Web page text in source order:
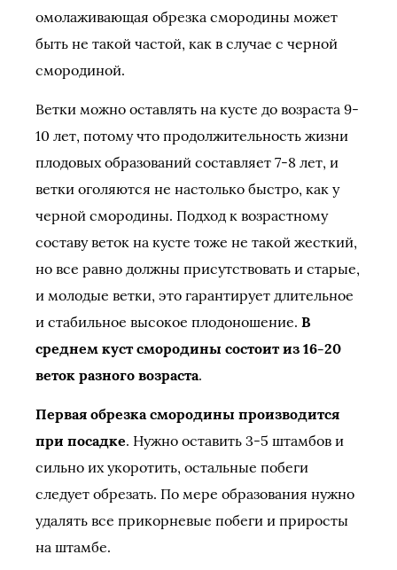
омолаживающая обрезка смородины может
быть не такой частой, как в случае с черной
смородиной.
Ветки можно оставлять на кусте до возраста 9-
10 лет, потому что продолжительность жизни
плодовых образований составляет 7-8 лет, и
ветки оголяются не настолько быстро, как у
черной смородины. Подход к возрастному
составу веток на кусте тоже не такой жесткий,
но все равно должны присутствовать и старые,
и молодые ветки, это гарантирует длительное
и стабильное высокое плодоношение. В
среднем куст смородины состоит из 16-20
веток разного возраста.
Первая обрезка смородины производится
при посадке. Нужно оставить 3-5 штамбов и
сильно их укоротить, остальные побеги
следует обрезать. По мере образования нужно
удалять все прикорневые побеги и приросты
на штамбе.